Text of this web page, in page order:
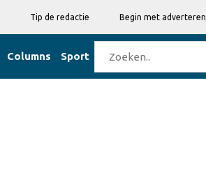
Tip de redactie Begin met adverteren
Columns Sport